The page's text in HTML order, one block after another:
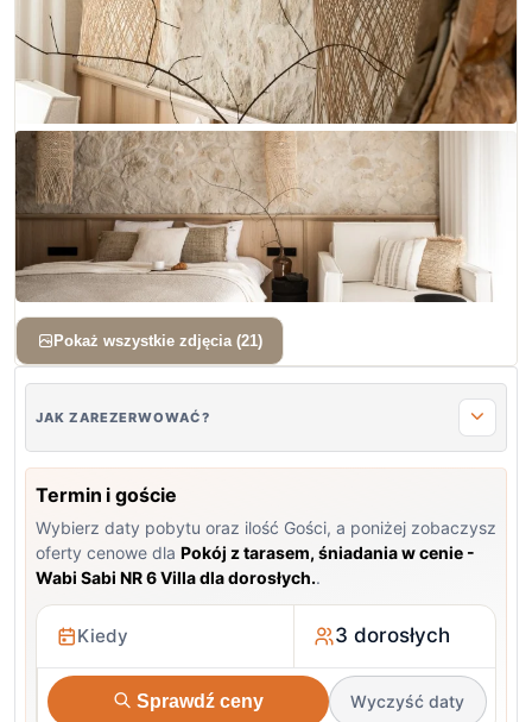
+ 18 zdjęć
Pokaż wszystkie zdjęcia (21)
JAK ZAREZERWOWAĆ?
Termin i goście
Wybierz daty pobytu oraz ilość Gości, a poniżej zobaczysz
oferty cenowe dla Pokój z tarasem, śniadania w cenie -
Wabi Sabi NR 6 Villa dla dorosłych..
3 dorosłych
Sprawdź ceny Wyczyść daty